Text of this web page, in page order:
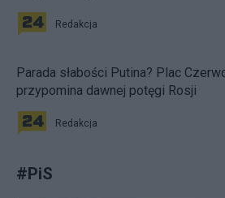
Redakcja
Parada słabości Putina? Plac
przypomina dawnej potęgi Rosji
Redakcja
#PiS